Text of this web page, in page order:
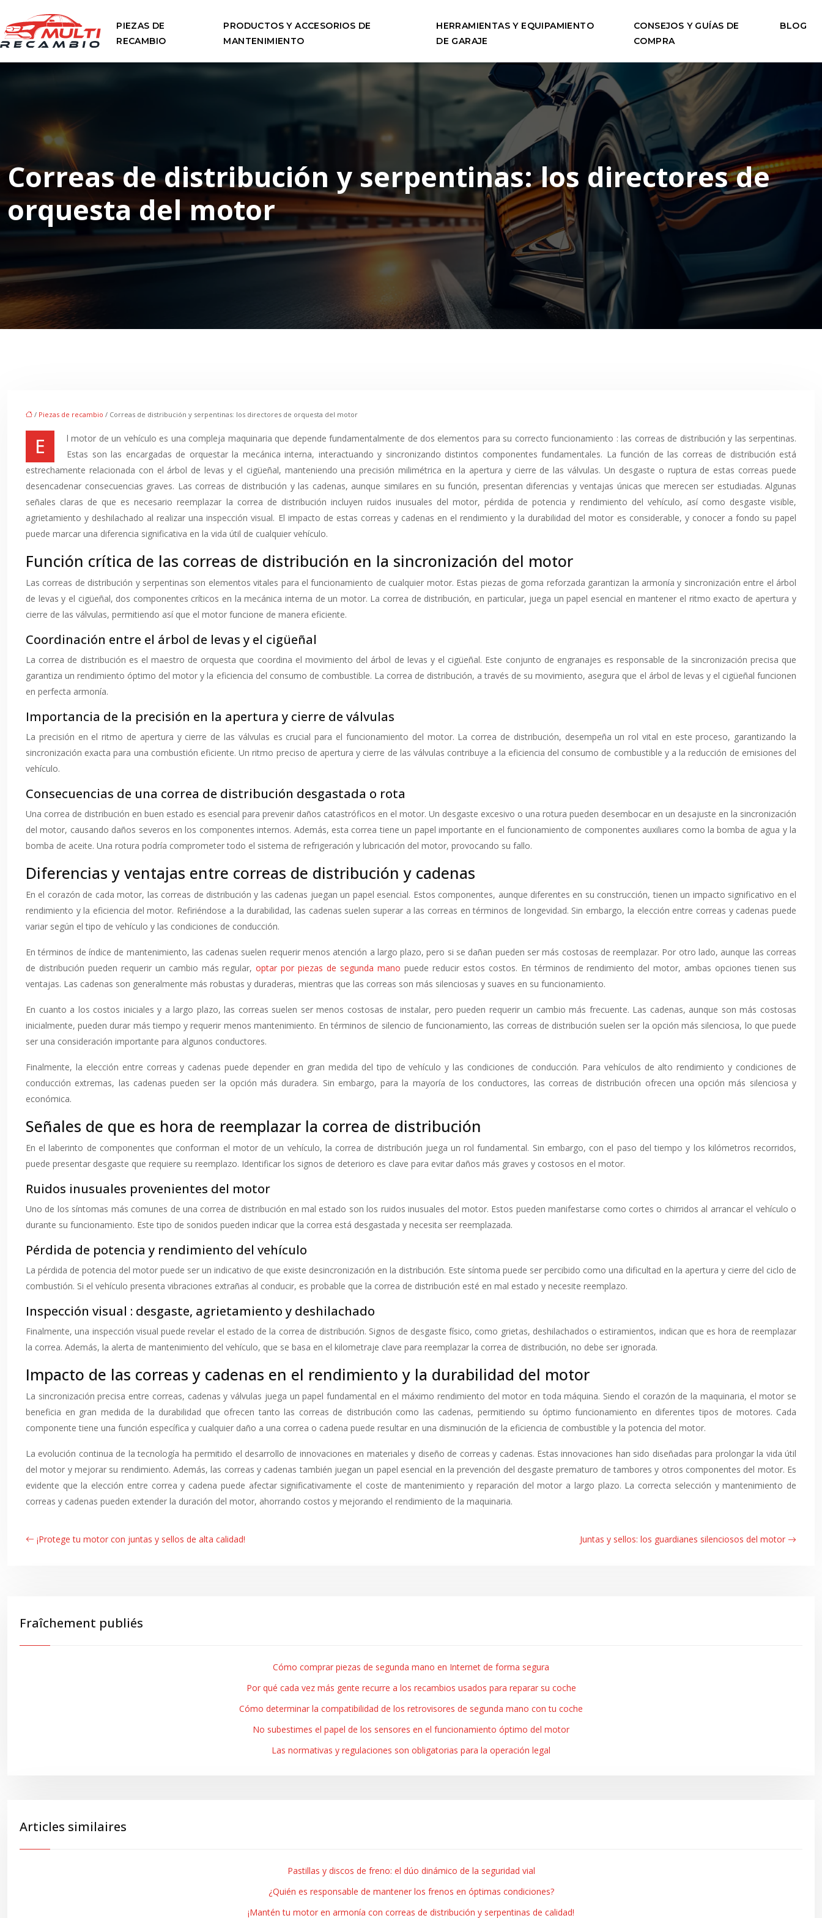
PIEZAS DE
RECAMBIO
PRODUCTOS Y ACCESORIOS DE
MANTENIMIENTO
HERRAMIENTAS Y EQUIPAMIENTO
DE GARAJE
CONSEJOS Y GUÍAS DE
COMPRA
BLOG
Correas de distribución y serpentinas: los directores de
orquesta del motor
/ Piezas de recambio / Correas de distribución y serpentinas: los directores de orquesta del motor
El motor de un vehículo es una compleja maquinaria que depende fundamentalmente de dos elementos para su correcto funcionamiento : las correas de distribución y las serpentinas.
Estas son las encargadas de orquestar la mecánica interna, interactuando y sincronizando distintos componentes fundamentales. La función de las correas de distribución está
estrechamente relacionada con el árbol de levas y el cigüeñal, manteniendo una precisión milimétrica en la apertura y cierre de las válvulas. Un desgaste o ruptura de estas correas puede
desencadenar consecuencias graves. Las correas de distribución y las cadenas, aunque similares en su función, presentan diferencias y ventajas únicas que merecen ser estudiadas. Algunas
señales claras de que es necesario reemplazar la correa de distribución incluyen ruidos inusuales del motor, pérdida de potencia y rendimiento del vehículo, así como desgaste visible,
agrietamiento y deshilachado al realizar una inspección visual. El impacto de estas correas y cadenas en el rendimiento y la durabilidad del motor es considerable, y conocer a fondo su papel
puede marcar una diferencia significativa en la vida útil de cualquier vehículo.
Función crítica de las correas de distribución en la sincronización del motor
Las correas de distribución y serpentinas son elementos vitales para el funcionamiento de cualquier motor. Estas piezas de goma reforzada garantizan la armonía y sincronización entre el árbol
de levas y el cigüeñal, dos componentes críticos en la mecánica interna de un motor. La correa de distribución, en particular, juega un papel esencial en mantener el ritmo exacto de apertura y
cierre de las válvulas, permitiendo así que el motor funcione de manera eficiente.
Coordinación entre el árbol de levas y el cigüeñal
La correa de distribución es el maestro de orquesta que coordina el movimiento del árbol de levas y el cigüeñal. Este conjunto de engranajes es responsable de la sincronización precisa que
garantiza un rendimiento óptimo del motor y la eficiencia del consumo de combustible. La correa de distribución, a través de su movimiento, asegura que el árbol de levas y el cigüeñal funcionen
en perfecta armonía.
Importancia de la precisión en la apertura y cierre de válvulas
La precisión en el ritmo de apertura y cierre de las válvulas es crucial para el funcionamiento del motor. La correa de distribución, desempeña un rol vital en este proceso, garantizando la
sincronización exacta para una combustión eficiente. Un ritmo preciso de apertura y cierre de las válvulas contribuye a la eficiencia del consumo de combustible y a la reducción de emisiones del
vehículo.
Consecuencias de una correa de distribución desgastada o rota
Una correa de distribución en buen estado es esencial para prevenir daños catastróficos en el motor. Un desgaste excesivo o una rotura pueden desembocar en un desajuste en la sincronización
del motor, causando daños severos en los componentes internos. Además, esta correa tiene un papel importante en el funcionamiento de componentes auxiliares como la bomba de agua y la
bomba de aceite. Una rotura podría comprometer todo el sistema de refrigeración y lubricación del motor, provocando su fallo.
Diferencias y ventajas entre correas de distribución y cadenas
En el corazón de cada motor, las correas de distribución y las cadenas juegan un papel esencial. Estos componentes, aunque diferentes en su construcción, tienen un impacto significativo en el
rendimiento y la eficiencia del motor. Refiriéndose a la durabilidad, las cadenas suelen superar a las correas en términos de longevidad. Sin embargo, la elección entre correas y cadenas puede
variar según el tipo de vehículo y las condiciones de conducción.
En términos de índice de mantenimiento, las cadenas suelen requerir menos atención a largo plazo, pero si se dañan pueden ser más costosas de reemplazar. Por otro lado, aunque las correas
de distribución pueden requerir un cambio más regular,optar por piezas de segunda mano puede reducir estos costos. En términos de rendimiento del motor, ambas opciones tienen sus
ventajas. Las cadenas son generalmente más robustas y duraderas, mientras que las correas son más silenciosas y suaves en su funcionamiento.
En cuanto a los costos iniciales y a largo plazo, las correas suelen ser menos costosas de instalar, pero pueden requerir un cambio más frecuente. Las cadenas, aunque son más costosas
inicialmente, pueden durar más tiempo y requerir menos mantenimiento. En términos de silencio de funcionamiento, las correas de distribución suelen ser la opción más silenciosa, lo que puede
ser una consideración importante para algunos conductores.
Finalmente, la elección entre correas y cadenas puede depender en gran medida del tipo de vehículo y las condiciones de conducción. Para vehículos de alto rendimiento y condiciones de
conducción extremas, las cadenas pueden ser la opción más duradera. Sin embargo, para la mayoría de los conductores, las correas de distribución ofrecen una opción más silenciosa y
económica.
Señales de que es hora de reemplazar la correa de distribución
En el laberinto de componentes que conforman el motor de un vehículo, la correa de distribución juega un rol fundamental. Sin embargo, con el paso del tiempo y los kilómetros recorridos,
puede presentar desgaste que requiere su reemplazo. Identificar los signos de deterioro es clave para evitar daños más graves y costosos en el motor.
Ruidos inusuales provenientes del motor
Uno de los síntomas más comunes de una correa de distribución en mal estado son los ruidos inusuales del motor. Estos pueden manifestarse como cortes o chirridos al arrancar el vehículo o
durante su funcionamiento. Este tipo de sonidos pueden indicar que la correa está desgastada y necesita ser reemplazada.
Pérdida de potencia y rendimiento del vehículo
La pérdida de potencia del motor puede ser un indicativo de que existe desincronización en la distribución. Este síntoma puede ser percibido como una dificultad en la apertura y cierre del ciclo de
combustión. Si el vehículo presenta vibraciones extrañas al conducir, es probable que la correa de distribución esté en mal estado y necesite reemplazo.
Inspección visual : desgaste, agrietamiento y deshilachado
Finalmente, una inspección visual puede revelar el estado de la correa de distribución. Signos de desgaste físico, como grietas, deshilachados o estiramientos, indican que es hora de reemplazar
la correa. Además, la alerta de mantenimiento del vehículo, que se basa en el kilometraje clave para reemplazar la correa de distribución, no debe ser ignorada.
Impacto de las correas y cadenas en el rendimiento y la durabilidad del motor
La sincronización precisa entre correas, cadenas y válvulas juega un papel fundamental en el máximo rendimiento del motor en toda máquina. Siendo el corazón de la maquinaria, el motor se
beneficia en gran medida de la durabilidad que ofrecen tanto las correas de distribución como las cadenas, permitiendo su óptimo funcionamiento en diferentes tipos de motores. Cada
componente tiene una función específica y cualquier daño a una correa o cadena puede resultar en una disminución de la eficiencia de combustible y la potencia del motor.
La evolución continua de la tecnología ha permitido el desarrollo de innovaciones en materiales y diseño de correas y cadenas. Estas innovaciones han sido diseñadas para prolongar la vida útil
del motor y mejorar su rendimiento. Además, las correas y cadenas también juegan un papel esencial en la prevención del desgaste prematuro de tambores y otros componentes del motor. Es
evidente que la elección entre correa y cadena puede afectar significativamente el coste de mantenimiento y reparación del motor a largo plazo. La correcta selección y mantenimiento de
correas y cadenas pueden extender la duración del motor, ahorrando costos y mejorando el rendimiento de la maquinaria.
¡Protege tu motor con juntas y sellos de alta calidad! Juntas y sellos: los guardianes silenciosos del motor
Fraîchement publiés
Cómo comprar piezas de segunda mano en Internet de forma segura
Por qué cada vez más gente recurre a los recambios usados para reparar su coche
Cómo determinar la compatibilidad de los retrovisores de segunda mano con tu coche
No subestimes el papel de los sensores en el funcionamiento óptimo del motor
Las normativas y regulaciones son obligatorias para la operación legal
Articles similaires
Pastillas y discos de freno: el dúo dinámico de la seguridad vial
¿Quién es responsable de mantener los frenos en óptimas condiciones?
¡Mantén tu motor en armonía con correas de distribución y serpentinas de calidad!